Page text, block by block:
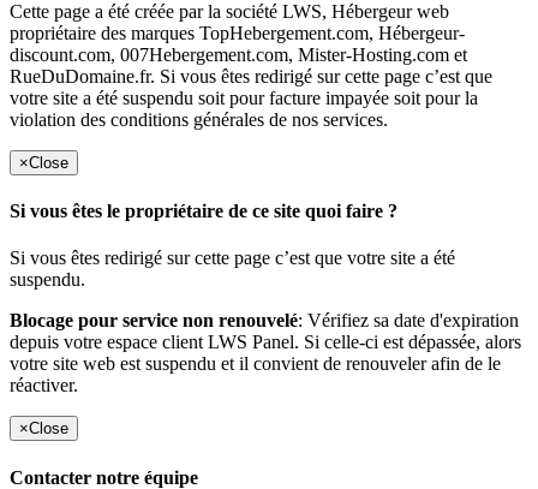
Cette page a été créée par la société LWS, Hébergeur web
propriétaire des marques TopHebergement.com, Hébergeur-
discount.com, 007Hebergement.com, Mister-Hosting.com et
RueDuDomaine.fr. Si vous êtes redirigé sur cette page c’est que
votre site a été suspendu soit pour facture impayée soit pour la
violation des conditions générales de nos services.
×Close
Si vous êtes le propriétaire de ce site quoi faire ?
Si vous êtes redirigé sur cette page c’est que votre site a été
suspendu.
Blocage pour service non renouvelé: Vérifiez sa date d'expiration
depuis votre espace client LWS Panel. Si celle-ci est dépassée, alors
votre site web est suspendu et il convient de renouveler afin de le
réactiver.
×Close
Contacter notre équipe